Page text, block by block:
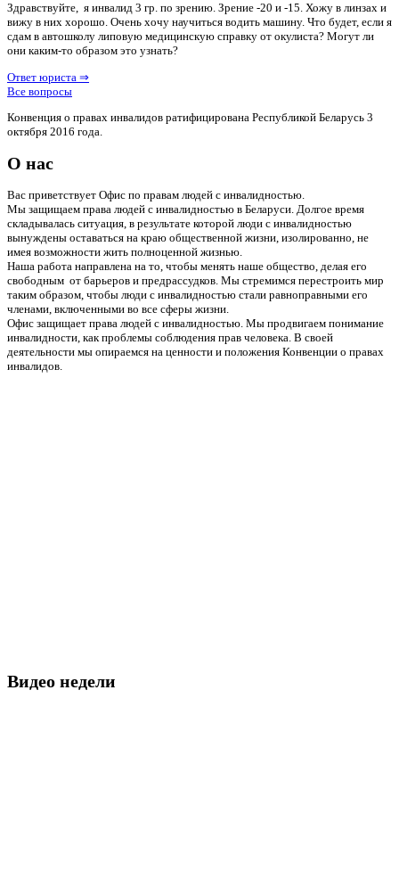
Здравствуйте, я инвалид 3 гр. по зрению. Зрение -20 и -15. Хожу в линзах и
вижу в них хорошо. Очень хочу научиться водить машину. Что будет, если я
сдам в автошколу липовую медицинскую справку от окулиста? Могут ли
они каким-то образом это узнать?
Ответ юриста ⇒
Все вопросы
Конвенция о правах инвалидов ратифицирована Республикой Беларусь 3
октября 2016 года.
О нас
Вас приветствует Офис по правам людей с инвалидностью.
Мы защищаем права людей с инвалидностью в Беларуси. Долгое время
складывалась ситуация, в результате которой люди с инвалидностью
вынуждены оставаться на краю общественной жизни, изолированно, не
имея возможности жить полноценной жизнью.
Наша работа направлена на то, чтобы менять наше общество, делая его
свободным от барьеров и предрассудков. Мы стремимся перестроить мир
таким образом, чтобы люди с инвалидностью стали равноправными его
членами, включенными во все сферы жизни.
Офис защищает права людей с инвалидностью. Мы продвигаем понимание
инвалидности, как проблемы соблюдения прав человека. В своей
деятельности мы опираемся на ценности и положения Конвенции о правах
инвалидов.
Видео недели